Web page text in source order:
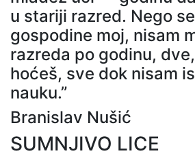
u stariji razred. Nego
gospodine moj, nisam
razreda po godinu,
hoćeš, sve dok nisam
nauku.”
Branislav Nušić
SUMNJIVO LICE